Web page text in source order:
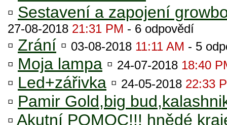
▫ Sestavení a zapojení
27-08-2018 21:31 PM - 6 odpovědí
▫ Zrání ▫ 03-08-2018 11:11 AM - 5
▫ Moja lampa ▫ 24-07-2018 18:40
▫ Led+zářivka ▫ 24-05-2018 22:33
▫ Pamir Gold,big
▫ Akutní POMOC!!! hnědé